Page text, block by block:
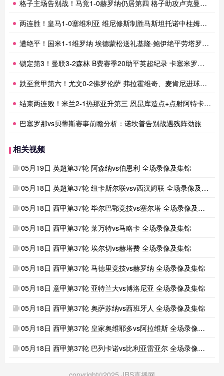
格子主场告别战！马竞1-0赫罗纳仍居第四 格子助攻卢克曼制胜球
两连胜！皇马1-0塞维利亚 维尼修斯制胜马斯坦托诺中柱姆总失良机
遭绝平！国米1-1维罗纳 埃德蒙松送礼基隆·鲍伊绝平劳塔罗失良机
锁定第3！曼联3-2森林 B费赛季20助平英超纪录 卡塞米罗主场告别
跌至意甲第六！尤文0-2佛罗伦萨 弗拉霍维奇、麦肯尼进球被吹
结束两连败！米兰2-1热那亚升第三 恩昆库造点+点射阿特卡梅破门
巴塞罗那vs贝蒂斯赛事前瞻分析：诺坎普告别战遇残阵劲旅
相关视频
05月19日 英超第37轮 阿森纳vs伯恩利 全场录像及集锦
05月18日 英超第37轮 纽卡斯尔联vsv西汉姆联 全场录像及集锦
05月18日 西甲第37轮 毕尔巴鄂竞技vs塞尔塔 全场录像及集锦
05月18日 西甲第37轮 莱万特vs马略卡 全场录像及集锦
05月18日 西甲第37轮 埃尔切vs赫塔费 全场录像及集锦
05月18日 西甲第37轮 马德里竞技vs赫罗纳 全场录像及集锦
05月18日 意甲第37轮 亚特兰大vs博洛尼亚 全场录像及集锦
05月18日 西甲第37轮 奥萨苏纳vs西班牙人 全场录像及集锦
05月18日 西甲第37轮 皇家奥维耶多vs阿拉维斯 全场录像及集锦
05月18日 西甲第37轮 巴列卡诺vs比利亚雷亚尔 全场录像及集锦